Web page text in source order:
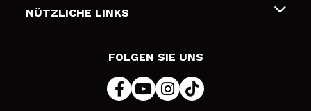
Zahlung
Bedingungen und Datenschutz
NÜTZLICHE LINKS
FOLGEN SIE UNS